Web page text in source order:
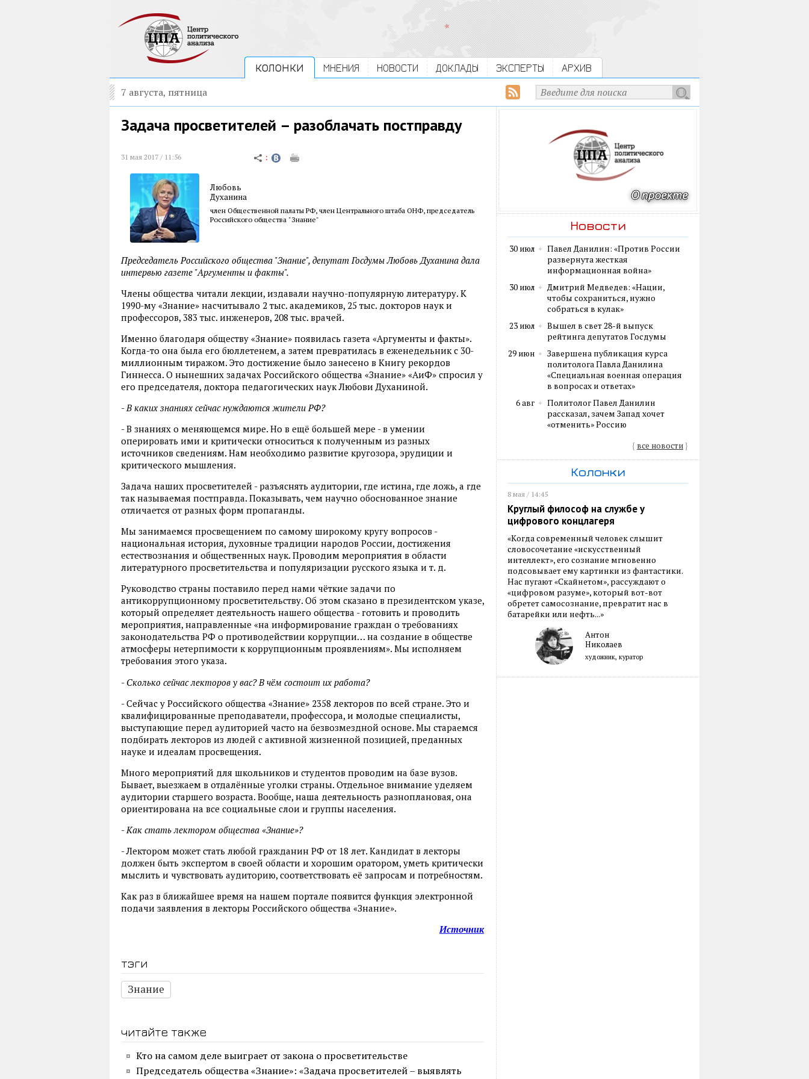
КОЛОНКИ МНЕНИЯ НОВОСТИ ДОКЛАДЫ ЭКСПЕРТЫ АРХИВ
7 августа, пятница
Задача просветителей – разоблачать постправду
31 мая 2017 / 11:56
Любовь
Духанина
член Общественной палаты РФ, член Центрального штаба ОНФ, председатель
Российского общества "Знание"
Председатель Российского общества "Знание", депутат Госдумы Любовь Духанина дала
интервью газете "Аргументы и факты".
Члены общества читали лекции, издавали научно-популярную литературу. К
1990-му «Знание» насчитывало 2 тыс. академиков, 25 тыс. докторов наук и
профессоров, 383 тыс. инженеров, 208 тыс. врачей.
Именно благодаря обществу «Знание» появилась газета «­Аргументы и факты».
Когда-то она была его бюллетенем, а затем превратилась в еженедельник с 30-
миллионным тиражом. Это достижение было занесено в Книгу рекордов
Гиннесса. О нынешних задачах Россий­ского общества «Знание» «АиФ» спросил у
его председателя, доктора педагогических наук Л­юбови Духаниной.
- В каких знаниях сейчас нуждаются жители РФ?
- В знаниях о меняющемся мире. Но в ещё большей мере - в умении
оперировать ими и критически относиться к полученным из разных
источников сведениям. Нам необходимо развитие кругозора, эрудиции и
критического мышления.
Задача наших просветителей - разъяснять аудитории, где истина, где ложь, а где
так называемая постправда. Показывать, чем научно обоснованное знание
отличается от разных форм пропаганды.
Мы занимаемся просвещением по самому широкому кругу вопросов -
национальная история, духовные традиции народов России, достижения
естествознания и общественных наук. Проводим мероприятия в области
литературного просветительства и популяризации русского языка и т. д.
Руководство страны поставило перед нами чёткие задачи по
антикоррупционному просветительству. Об этом сказано в президентском указе,
который определяет деятельность нашего общества - готовить и проводить
мероприятия, направленные «на информирование граждан о требованиях
законодательства РФ о противодействии коррупции… на создание в обществе
атмосферы нетерпимости к коррупционным проявлениям». Мы исполняем
требования этого указа.
- Сколько сейчас лекторов у вас? В чём состоит их работа?
- Сейчас у Российского общества «Знание» 2358 лекторов по всей стране. Это и
квалифицированные преподаватели, профессора, и молодые специалисты,
выступающие перед аудиторией часто на безвозмездной основе. Мы стараемся
подбирать лекторов из людей с активной жизненной позицией, преданных
науке и идеалам просвещения.
Много мероприятий для школьников и студентов проводим на базе вузов.
Бывает, выезжаем в отдалённые уголки страны. Отдельное внимание уделяем
аудитории старшего возраста. Вообще, наша деятельность разноплановая, она
ориентирована на все социальные слои и группы населения.
- Как стать лектором общества «Знание»?
- Лектором может стать любой гражданин РФ от 18 лет. Кандидат в лекторы
должен быть экспертом в своей области и хорошим оратором, уметь критически
мыслить и чувствовать аудиторию, соответствовать её запросам и потребностям.
Как раз в ближайшее время на нашем портале появится функция электронной
подачи заявления в лекторы Российского общества «Знание».
Источник
тэги
Знание
читайте также
Кто на самом деле выиграет от закона о просветительстве
Председатель общества «Знание»: «Задача просветителей – выявлять
Новости
30 июл
Павел Данилин: «Против России
развернута жесткая
информационная война»
30 июл
Дмитрий Медведев: «Нации,
чтобы сохраниться, нужно
собраться в кулак»
23 июл
Вышел в свет 28-й выпуск
рейтинга депутатов Госдумы
29 июн
Завершена публикация курса
политолога Павла Данилина
«Специальная военная операция
в вопросах и ответах»
6 авг
Политолог Павел Данилин
рассказал, зачем Запад хочет
«отменить» Россию
{ все новости}
Колонки
8 мая / 14:45
Круглый философ на службе у
цифрового концлагеря
«Когда современный человек слышит
словосочетание «искусственный
интеллект», его сознание мгновенно
подсовывает ему картинки из фантастики.
Нас пугают «Скайнетом», рассуждают о
«цифровом разуме», который вот-вот
обретет самосознание, превратит нас в
батарейки или нефть...»
Антон
Николаев
художник, куратор